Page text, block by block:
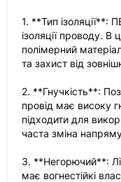
1. **Тип ізоляції**:
ізоляції проводу.
полімерний
та захист від
2. **Гнучкість**:
провід має високу
підходити для
часта зміна
3. **Негорючий**:
має вогнестійкі